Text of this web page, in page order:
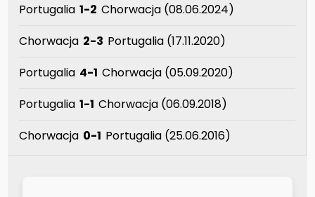
Portugalia 1-2 Chorwacja (08.06.2024)
Chorwacja 2-3 Portugalia (17.11.2020)
Portugalia 4-1 Chorwacja (05.09.2020)
Portugalia 1-1 Chorwacja (06.09.2018)
Chorwacja 0-1 Portugalia (25.06.2016)